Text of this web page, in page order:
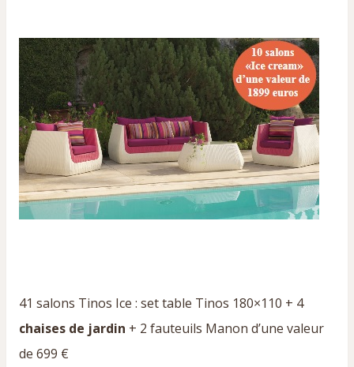
41 salons Tinos Ice : set table Tinos 180×110 + 4
chaises de jardin + 2 fauteuils Manon d’une valeur
de 699 €